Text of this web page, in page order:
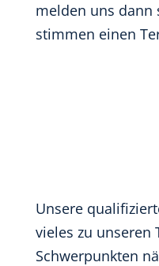
melden uns
stimmen einen
Unsere
vieles zu unseren
Schwerpunkten